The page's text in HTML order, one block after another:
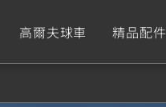
高爾夫球車 精品配件